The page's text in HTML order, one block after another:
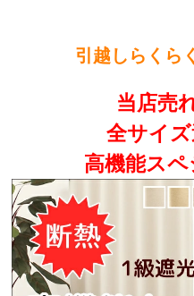
引越しらくら
当店売
全サイ
高機能ス